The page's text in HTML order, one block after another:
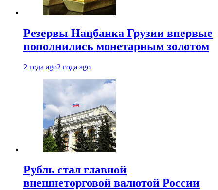
Резервы Нацбанка Грузии впервые
пополнились монетарным золотом
2 года ago2 года ago
Рубль стал главной
внешнеторговой валютой России